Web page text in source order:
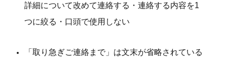
詳細について改めて連絡する・連絡する内容を1
つに絞る・口頭で使用しない
「取り急ぎご連絡まで」は文末が省略されている